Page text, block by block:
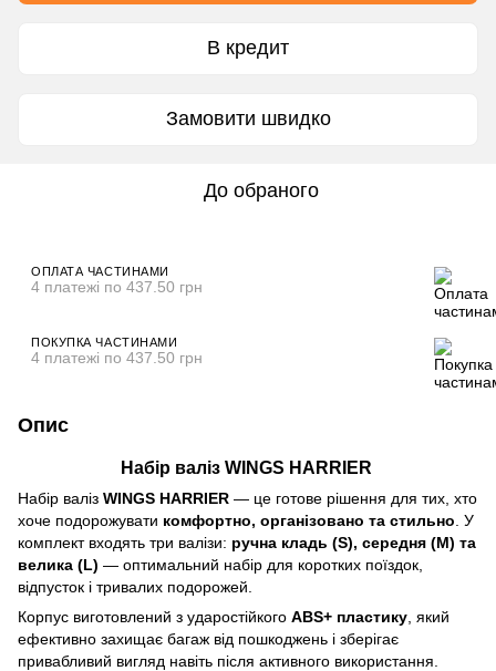
В кредит
Замовити швидко
До обраного
ОПЛАТА ЧАСТИНАМИ
4 платежі по 437.50 грн
ПОКУПКА ЧАСТИНАМИ
4 платежі по 437.50 грн
Опис
Набір валіз WINGS HARRIER
Набір валіз WINGS HARRIER — це готове рішення для тих, хто
хоче подорожувати комфортно, організовано та стильно . У
комплект входять три валізи: ручна кладь (S), середня (M) та
велика (L) — оптимальний набір для коротких поїздок,
відпусток і тривалих подорожей.
Корпус виготовлений з ударостійкого ABS+ пластику , який
ефективно захищає багаж від пошкоджень і зберігає
привабливий вигляд навіть після активного використання.